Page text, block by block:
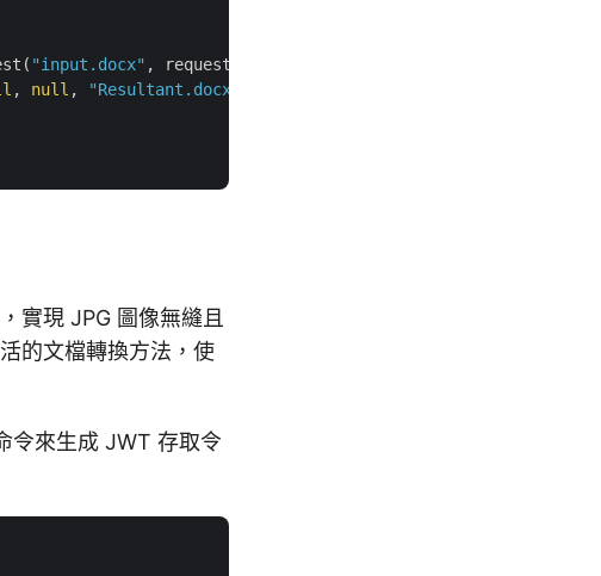
"input.docx" , requestDrawingObject,
, null , "Resultant.docx"
實現 JPG 圖像無縫且
的文檔轉換方法，使
令來生成 JWT 存取令